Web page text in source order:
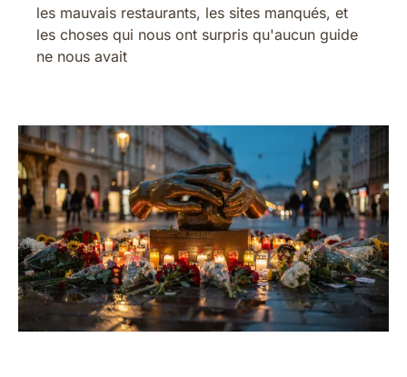
les mauvais restaurants, les sites manqués, et
les choses qui nous ont surpris qu'aucun guide
ne nous avait